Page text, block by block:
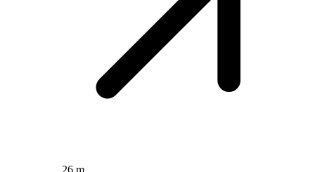
26 m